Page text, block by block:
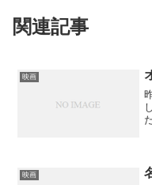
関連記事
映画
映画